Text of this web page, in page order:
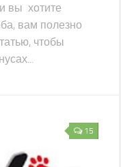
вы хотите
вам полезно
чтобы
15